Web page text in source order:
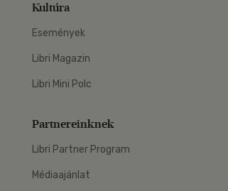
Kultúra
Események
Libri Magazin
Libri Mini Polc
Partnereinknek
Libri Partner Program
Médiaajánlat